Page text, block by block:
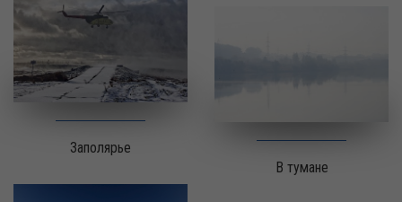
Заполярье
В тумане